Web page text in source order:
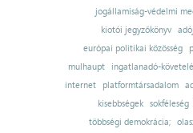
jogállamiság-védelmi
kiotói jegyzőkönyv
európai politikai közösség
mulhaupt
ingatlanadó-
internet
platformtársadalom
kisebbségek sokféleség
többségi demokrácia;